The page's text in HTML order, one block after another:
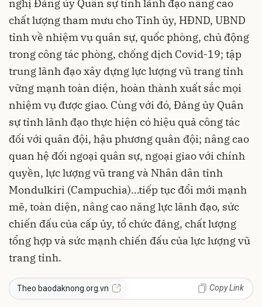
nghị Đảng ủy Quân sự tỉnh lãnh đạo nâng cao
chất lượng tham mưu cho Tỉnh ủy, HĐND, UBND
tỉnh về nhiệm vụ quân sự, quốc phòng, chủ động
trong công tác phòng, chống dịch Covid-19; tập
trung lãnh đạo xây dựng lực lượng vũ trang tỉnh
vững mạnh toàn diện, hoàn thành xuất sắc mọi
nhiệm vụ được giao. Cùng với đó, Đảng ủy Quân
sự tỉnh lãnh đạo thực hiện có hiệu quả công tác
đối với quân đội, hậu phương quân đội; nâng cao
quan hệ đối ngoại quân sự, ngoại giao với chính
quyền, lực lượng vũ trang và Nhân dân tỉnh
Mondulkiri (Campuchia)…tiếp tục đổi mới mạnh
mẽ, toàn diện, nâng cao năng lực lãnh đạo, sức
chiến đấu của cấp ủy, tổ chức đảng, chất lượng
tổng hợp và sức mạnh chiến đấu của lực lượng vũ
trang tỉnh.
Theo baodaknong.org.vn Copy Link